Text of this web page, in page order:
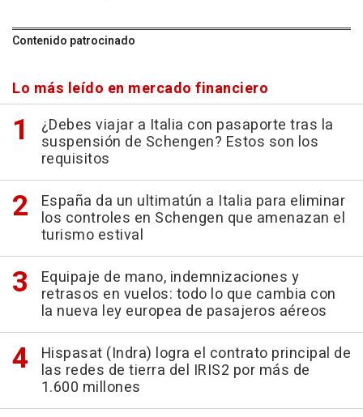
Contenido patrocinado
Lo más leído en mercado financiero
¿Debes viajar a Italia con pasaporte tras la
suspensión de Schengen? Estos son los
requisitos
España da un ultimatún a Italia para eliminar
los controles en Schengen que amenazan el
turismo estival
Equipaje de mano, indemnizaciones y
retrasos en vuelos: todo lo que cambia con
la nueva ley europea de pasajeros aéreos
Hispasat (Indra) logra el contrato principal de
las redes de tierra del IRIS2 por más de
1.600 millones